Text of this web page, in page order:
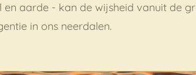
en aarde - kan de wijsheid vanuit de
in ons neerdalen.